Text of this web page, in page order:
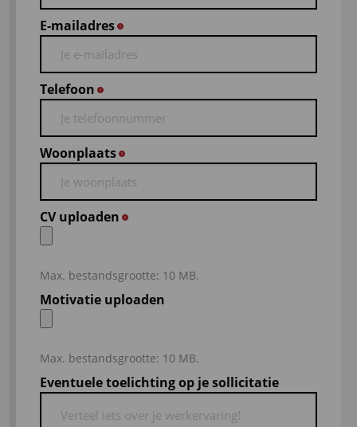
E-mailadres
Telefoon
Woonplaats
CV uploaden
Max. bestandsgrootte: 10 MB.
Motivatie uploaden
Max. bestandsgrootte: 10 MB.
Eventuele toelichting op je sollicitatie